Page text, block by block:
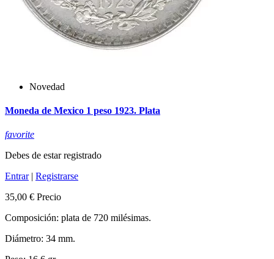
Novedad
Moneda de Mexico 1 peso 1923. Plata
favorite
Debes de estar registrado
Entrar| Registrarse
35,00 € Precio
Composición: plata de 720 milésimas.
Diámetro: 34 mm.